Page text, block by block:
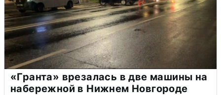
«Гранта» врезалась в две машины на
набережной в Нижнем Новгороде